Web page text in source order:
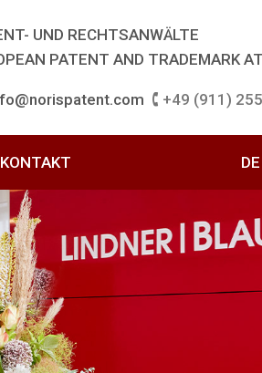
UND RECHTSANWÄLTE
PATENT AND TRADEMARK
🕻 +49 (911)
KONTAKT DE